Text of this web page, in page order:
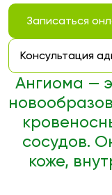
Записаться
Консультация
Ангиома —
сосудов.
коже,